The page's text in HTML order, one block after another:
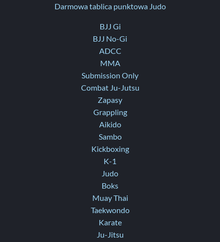
Darmowa tablica punktowa Judo
BJJ Gi
BJJ No-Gi
ADCC
MMA
Submission Only
Combat Ju-Jutsu
Zapasy
Grappling
Aikido
Sambo
Kickboxing
K-1
Judo
Boks
Muay Thai
Taekwondo
Karate
Ju-Jitsu